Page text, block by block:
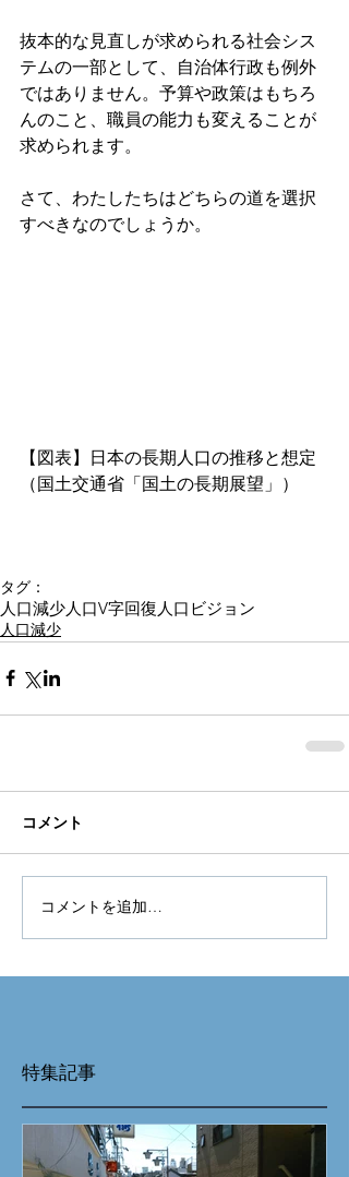
特集記事
抜本的な見直しが求められる社会シス
テムの一部として、自治体行政も例外
ではありません。予算や政策はもちろ
んのこと、職員の能力も変えることが
求められます。
さて、わたしたちはどちらの道を選択
すべきなのでしょうか。
【図表】日本の長期人口の推移と想定
（国土交通省「国土の長期展望」）
タグ：
人口減少人口V字回復 人口ビジョン
人口減少
コメント
コメントを追加…